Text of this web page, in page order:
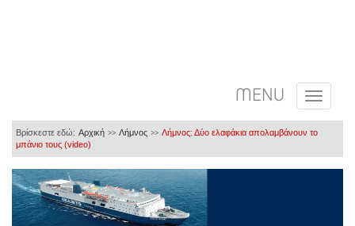
MENU
Βρίσκεστε εδώ: Αρχική >> Λήμνος >> Λήμνος: Δύο ελαφάκια απολαμβάνουν το
μπάνιο τους (video)